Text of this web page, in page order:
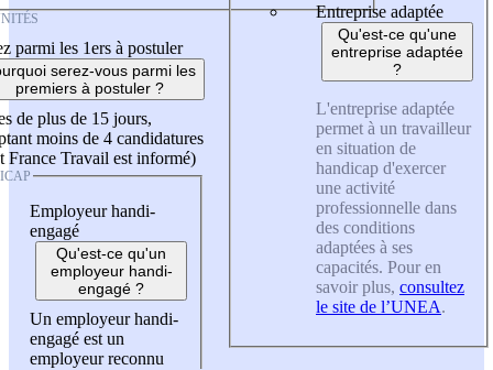
parmi les 1ers à postuler
serez-vous parmi les
premiers à postuler ?
de plus de 15 jours,
moins de 4 candidatures
France Travail est informé)
Employeur handi-
engagé
Qu'est-ce qu'un
employeur handi-
engagé ?
Un employeur handi-
engagé est un
employeur reconnu
Entreprise adaptée
Qu'est-ce qu'une
entreprise adaptée
?
L'entreprise adaptée
permet à un travailleur
en situation de
handicap d'exercer
une activité
professionnelle dans
des conditions
adaptées à ses
capacités. Pour en
savoir plus, consultez
le site de l’UNEA.